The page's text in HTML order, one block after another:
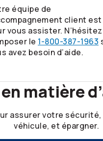
équipe de
client
vous assister. N’hésitez
le 1-800-387-1963
avez besoin d’aide.
matière
assurer votre
véhicule, et épargner.